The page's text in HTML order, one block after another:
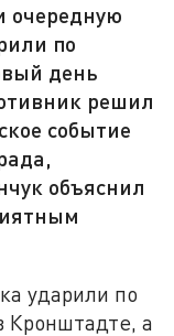
очередную
по
день
решил
событие
объяснил
ударили по
Кронштадте, а